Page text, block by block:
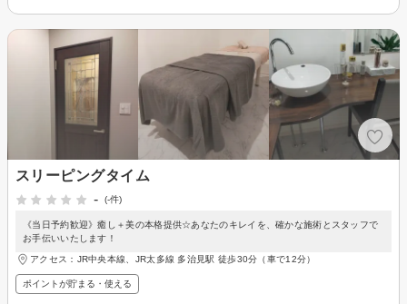
スリーピングタイム
-
(-件)
《当日予約歓迎》癒し＋美の本格提供☆あなたのキレイを、確かな施術とスタッフで
お手伝いいたします！
アクセス：JR中央本線、JR太多線 多治見駅 徒歩30分（車で12分）
ポイントが貯まる・使える